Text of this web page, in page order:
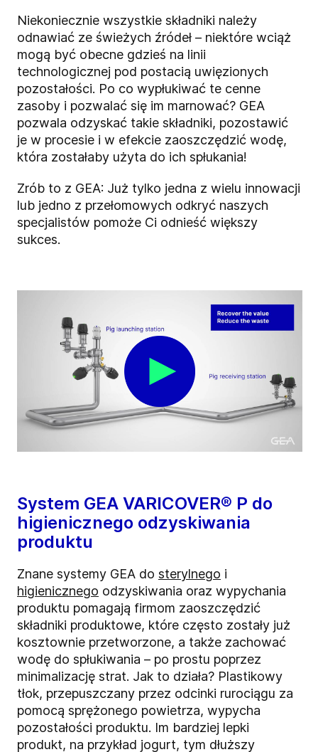
Niekoniecznie wszystkie składniki należy
odnawiać ze świeżych źródeł – niektóre wciąż
mogą być obecne gdzieś na linii
technologicznej pod postacią uwięzionych
pozostałości. Po co wypłukiwać te cenne
zasoby i pozwalać się im marnować? GEA
pozwala odzyskać takie składniki, pozostawić
je w procesie i w efekcie zaoszczędzić wodę,
która zostałaby użyta do ich spłukania!
Zrób to z GEA: Już tylko jedna z wielu innowacji
lub jedno z przełomowych odkryć naszych
specjalistów pomoże Ci odnieść większy
sukces.
System GEA VARICOVER® P do
higienicznego odzyskiwania
produktu
Znane systemy GEA do sterylnego i
higienicznego odzyskiwania oraz wypychania
produktu pomagają firmom zaoszczędzić
składniki produktowe, które często zostały już
kosztownie przetworzone, a także zachować
wodę do spłukiwania – po prostu poprzez
minimalizację strat. Jak to działa? Plastikowy
tłok, przepuszczany przez odcinki rurociągu za
pomocą sprężonego powietrza, wypycha
pozostałości produktu. Im bardziej lepki
produkt, na przykład jogurt, tym dłuższy